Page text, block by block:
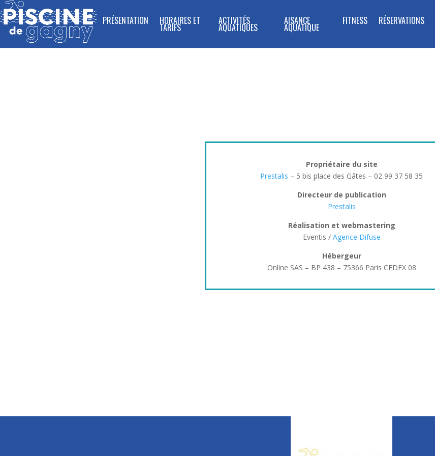
PRÉSENTATION HORAIRES ET
TARIFS
ACTIVITÉS
AQUATIQUES
AISANCE
AQUATIQUE
FITNESS RÉSERVATIONS
Propriétaire du site
Prestalis – 5 bis place des Gâtes – 02 99 37 58 35
Directeur de publication
Prestalis
Réalisation et webmastering
Eventis / Agence Difuse
Hébergeur
Online SAS – BP 438 – 75366 Paris CEDEX 08